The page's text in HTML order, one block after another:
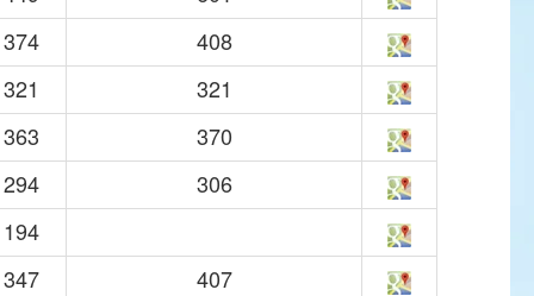
374
408
321
321
363
370
294
306
194
347
407